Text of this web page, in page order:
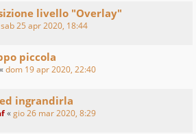
livello "Overlay"
sab 25 apr 2020, 18:44
piccola
«dom 19 apr 2020, 22:40
ingrandirla
«gio 26 mar 2020, 8:29